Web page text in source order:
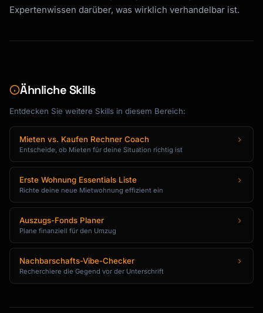
Expertenwissen darüber, was wirklich verhandelbar ist.
Ähnliche Skills
Entdecken Sie weitere Skills in diesem Bereich:
Mieten vs. Kaufen Rechner Coach
Entscheide, ob Mieten für deine Situation richtig ist
Erste Wohnung Essentials Liste
Richte deine neue Mietwohnung effizient ein
Auszugs-Fonds Planer
Plane finanziell für den Umzug
Nachbarschafts-Vibe-Checker
Recherchiere die Gegend vor der Unterschrift